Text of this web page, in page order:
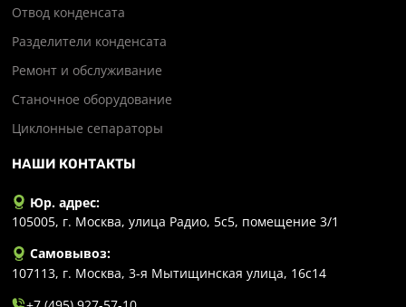
Отвод конденсата
Разделители конденсата
Ремонт и обслуживание
Станочное оборудование
Циклонные сепараторы
НАШИ КОНТАКТЫ
Юр. адрес:
105005, г. Москва, улица Радио, 5с5, помещение 3/1
Самовывоз:
107113, г. Москва, 3-я Мытищинская улица, 16с14